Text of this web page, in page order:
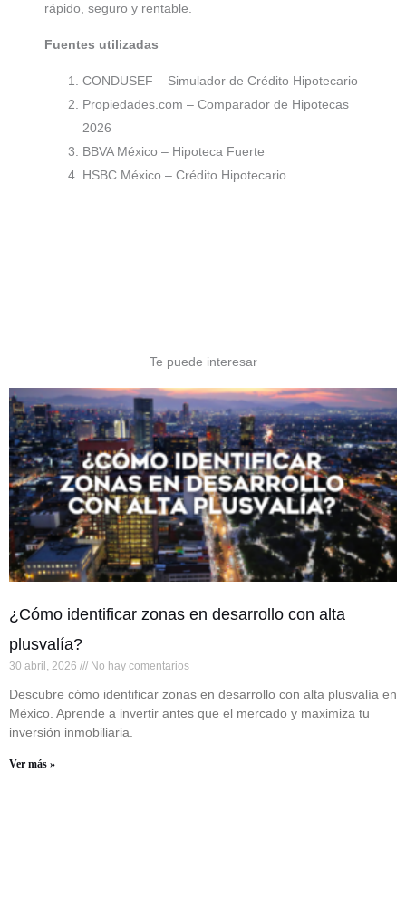
rápido, seguro y rentable.
Fuentes utilizadas
CONDUSEF – Simulador de Crédito Hipotecario
Propiedades.com – Comparador de Hipotecas
2026
BBVA México – Hipoteca Fuerte
HSBC México – Crédito Hipotecario
Te puede interesar
¿Cómo identificar zonas en desarrollo con alta
plusvalía?
30 abril, 2026 No hay comentarios
Descubre cómo identificar zonas en desarrollo con alta plusvalía en
México. Aprende a invertir antes que el mercado y maximiza tu
inversión inmobiliaria.
Ver más »